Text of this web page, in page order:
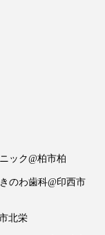
ック@柏市柏
のわ歯科@印西市
北栄